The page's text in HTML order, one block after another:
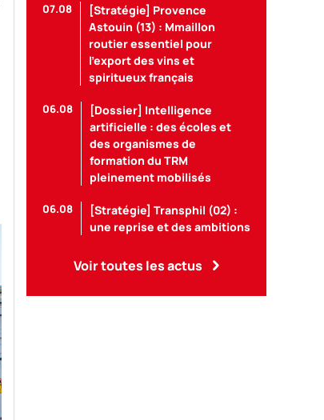
07.08
[Stratégie] Provence
Astouin (13) : Mmaillon
routier essentiel pour
l’export des vins et
spiritueux français
06.08
[Dossier] Intelligence
artificielle : des écoles et
des organismes de
formation du TRM
pleinement mobilisés
06.08
[Stratégie] Transphil (02) :
une reprise et des ambitions
Voir toutes les actus